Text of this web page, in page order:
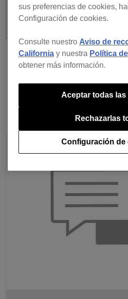
Anterior
sus preferencias de cookies,
Configuración de cookies.
Consulte nuestro Aviso de
Californiay nuestra Política
obtener más información.
Configuración de
Rechazarlas
Aceptar todas